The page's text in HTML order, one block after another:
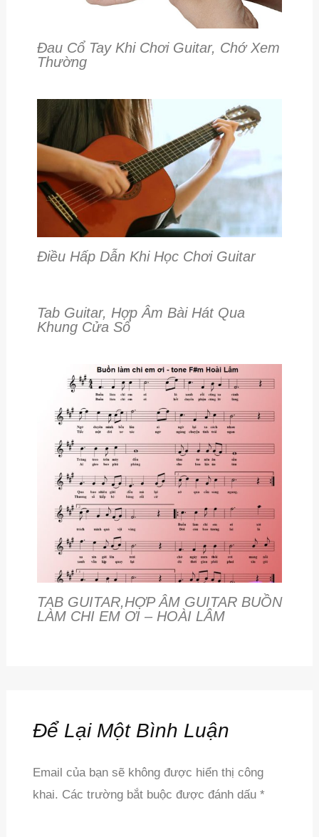
Đau Cổ Tay Khi Chơi Guitar, Chớ Xem
Thường
Điều Hấp Dẫn Khi Học Chơi Guitar
Tab Guitar, Hợp Âm Bài Hát Qua
Khung Cửa Sổ
TAB GUITAR,HỢP ÂM GUITAR BUỒN
LÀM CHI EM ƠI – HOÀI LÂM
Để Lại Một Bình Luận
Email của bạn sẽ không được hiển thị công
khai. Các trường bắt buộc được đánh dấu *